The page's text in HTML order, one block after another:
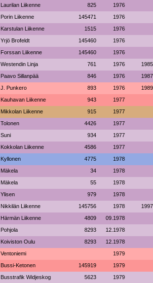
Laurilan Liikenne 825 1976
Porin Liikenne 145471 1976
Karstulan Liikenne 1515 1976
Yrjö Brofeldt 145460 1976
Forssan Liikenne 145460 1976
Westendin Linja 761 1976 1985
Paavo Sillanpää 846 1976 1987
J. Punkero 893 1976 1989
Kauhavan Liikenne 943 1977
Mikkolan Liikenne 915 1977
Tolonen 4426 1977
Suni 934 1977
Kokkolan Liikenne 4586 1977
Kyllonen 4775 1978
Mäkela 34 1978
Mäkela 55 1978
Ylisen 979 1978
Nikkilän Liikenne 145756 1978 1997
Härmän Liikenne 4809 09.1978
Pohjola 8293 12.1978
Koiviston Oulu 8293 12.1978
Ventoniemi 1979
Bussi-Ketonen 145919 1979
Busstrafik Widjeskog 5623 1979